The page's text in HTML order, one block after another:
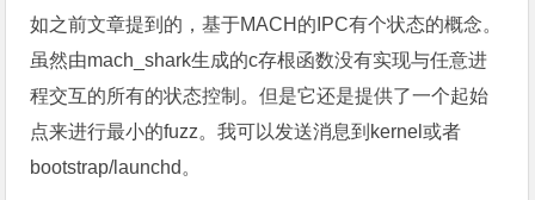
如之前文章提到的，基于MACH的IPC有个状态的概念。
虽然由mach_shark生成的c存根函数没有实现与任意进
程交互的所有的状态控制。但是它还是提供了一个起始
点来进行最小的fuzz。我可以发送消息到kernel或者
bootstrap/launchd。